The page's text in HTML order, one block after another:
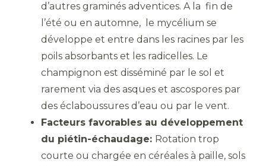
d’autres graminés adventices. A la fin de
l’été ou en automne, le mycélium se
développe et entre dans les racines par les
poils absorbants et les radicelles. Le
champignon est disséminé par le sol et
rarement via des asques et ascospores par
des éclaboussures d’eau ou par le vent.
Facteurs favorables au développement
du piétin-échaudage: Rotation trop
courte ou chargée en céréales à paille, sols